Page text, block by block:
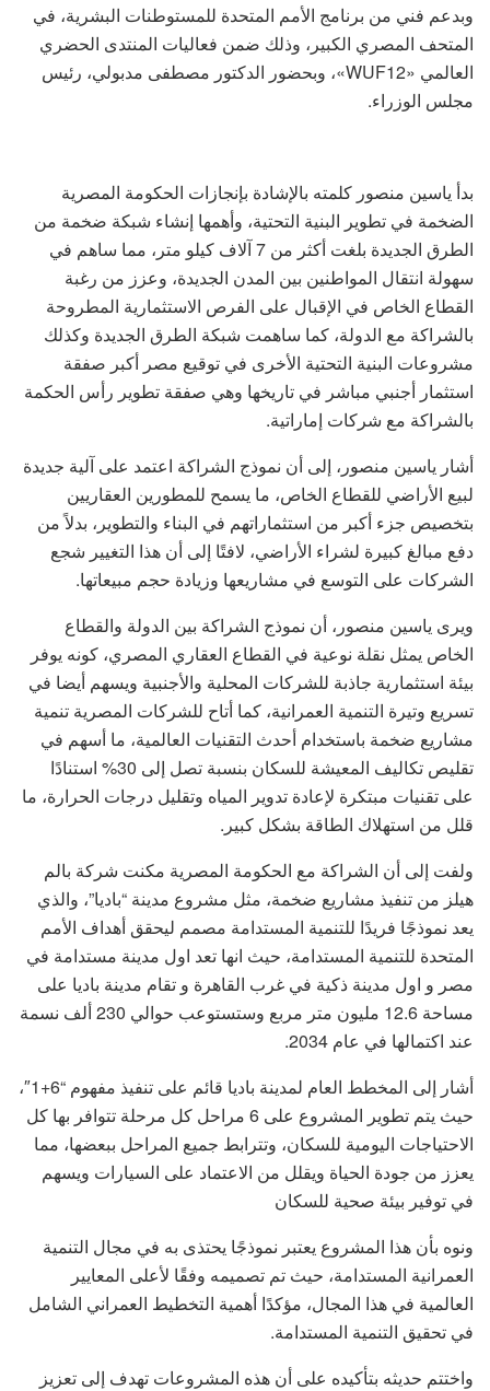
وبدعم فني من برنامج الأمم المتحدة للمستوطنات البشرية، في
المتحف المصري الكبير، وذلك ضمن فعاليات المنتدى الحضري
العالمي «WUF12»، وبحضور الدكتور مصطفى مدبولي، رئيس
مجلس الوزراء.
بدأ ياسين منصور كلمته بالإشادة بإنجازات الحكومة المصرية
الضخمة في تطوير البنية التحتية، وأهمها إنشاء شبكة ضخمة من
الطرق الجديدة بلغت أكثر من 7 آلاف كيلو متر، مما ساهم في
سهولة انتقال المواطنين بين المدن الجديدة، وعزز من رغبة
القطاع الخاص في الإقبال على الفرص الاستثمارية المطروحة
بالشراكة مع الدولة، كما ساهمت شبكة الطرق الجديدة وكذلك
مشروعات البنية التحتية الأخرى في توقيع مصر أكبر صفقة
استثمار أجنبي مباشر في تاريخها وهي صفقة تطوير رأس الحكمة
بالشراكة مع شركات إماراتية.
أشار ياسين منصور، إلى أن نموذج الشراكة اعتمد على آلية جديدة
لبيع الأراضي للقطاع الخاص، ما يسمح للمطورين العقاريين
بتخصيص جزء أكبر من استثماراتهم في البناء والتطوير، بدلاً من
دفع مبالغ كبيرة لشراء الأراضي، لافتًا إلى أن هذا التغيير شجع
الشركات على التوسع في مشاريعها وزيادة حجم مبيعاتها.
ويرى ياسين منصور، أن نموذج الشراكة بين الدولة والقطاع
الخاص يمثل نقلة نوعية في القطاع العقاري المصري، كونه يوفر
بيئة استثمارية جاذبة للشركات المحلية والأجنبية ويسهم أيضا في
تسريع وتيرة التنمية العمرانية، كما أتاح للشركات المصرية تنمية
مشاريع ضخمة باستخدام أحدث التقنيات العالمية، ما أسهم في
تقليص تكاليف المعيشة للسكان بنسبة تصل إلى 30% استنادًا
على تقنيات مبتكرة لإعادة تدوير المياه وتقليل درجات الحرارة، ما
قلل من استهلاك الطاقة بشكل كبير.
ولفت إلى أن الشراكة مع الحكومة المصرية مكنت شركة بالم
هيلز من تنفيذ مشاريع ضخمة، مثل مشروع مدينة “باديا”، والذي
يعد نموذجًا فريدًا للتنمية المستدامة مصمم ليحقق أهداف الأمم
المتحدة للتنمية المستدامة، حيث انها تعد اول مدينة مستدامة في
مصر و اول مدينة ذكية في غرب القاهرة و تقام مدينة باديا على
مساحة 12.6 مليون متر مربع وستستوعب حوالي 230 ألف نسمة
عند اكتمالها في عام 2034.
أشار إلى المخطط العام لمدينة باديا قائم على تنفيذ مفهوم “6+1″،
حيث يتم تطوير المشروع على 6 مراحل كل مرحلة تتوافر بها كل
الاحتياجات اليومية للسكان، وتترابط جميع المراحل ببعضها، مما
يعزز من جودة الحياة ويقلل من الاعتماد على السيارات ويسهم
في توفير بيئة صحية للسكان
ونوه بأن هذا المشروع يعتبر نموذجًا يحتذى به في مجال التنمية
العمرانية المستدامة، حيث تم تصميمه وفقًا لأعلى المعايير
العالمية في هذا المجال، مؤكدًا أهمية التخطيط العمراني الشامل
في تحقيق التنمية المستدامة.
واختتم حديثه بتأكيده على أن هذه المشروعات تهدف إلى تعزيز